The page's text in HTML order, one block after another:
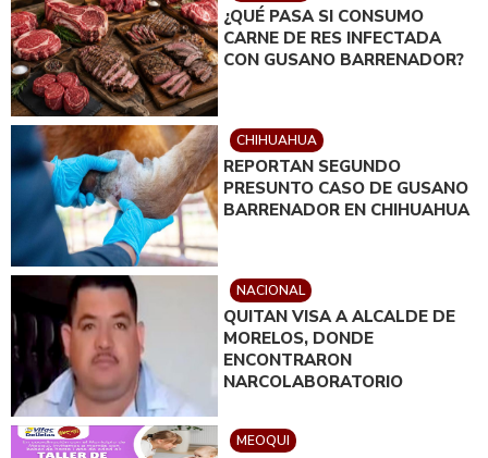
¿QUÉ PASA SI CONSUMO
CARNE DE RES INFECTADA
CON GUSANO BARRENADOR?
CHIHUAHUA
REPORTAN SEGUNDO
PRESUNTO CASO DE GUSANO
BARRENADOR EN CHIHUAHUA
NACIONAL
QUITAN VISA A ALCALDE DE
MORELOS, DONDE
ENCONTRARON
NARCOLABORATORIO
MEOQUI